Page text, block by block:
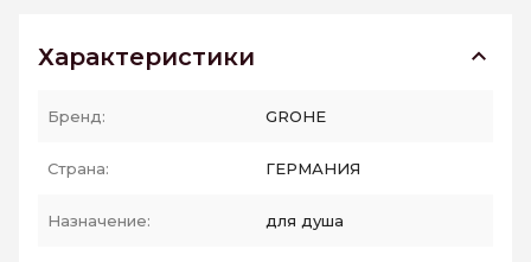
Характеристики
Бренд: GROHE
Страна: ГЕРМАНИЯ
Назначение: для душа